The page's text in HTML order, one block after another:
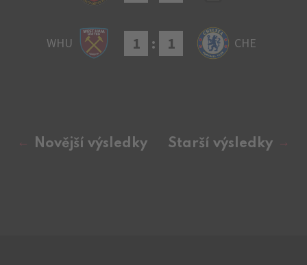
WHU 1 : 1 CHE
Novější výsledky Starší výsledky